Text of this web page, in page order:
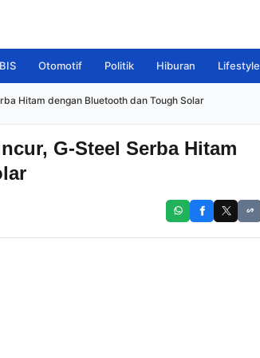
Otomotif Politik Hiburan Lifestyle
Hitam dengan Bluetooth dan Tough Solar
G-Steel Serba Hitam